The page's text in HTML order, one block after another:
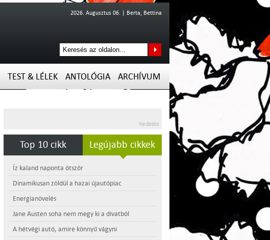
2026. Augusztus 06. | Berta, Bettina
TEST & LÉLEK ANTOLÓGIA ARCHÍVUM
hirdetés
Top 10 cikk Legújabb cikkek
Íz kaland naponta ötször
Dinamikusan zöldül a hazai újautópiac
Energianövelés
Jane Austen soha nem megy ki a divatból
A hétvégi autó, amire könnyű vágyni